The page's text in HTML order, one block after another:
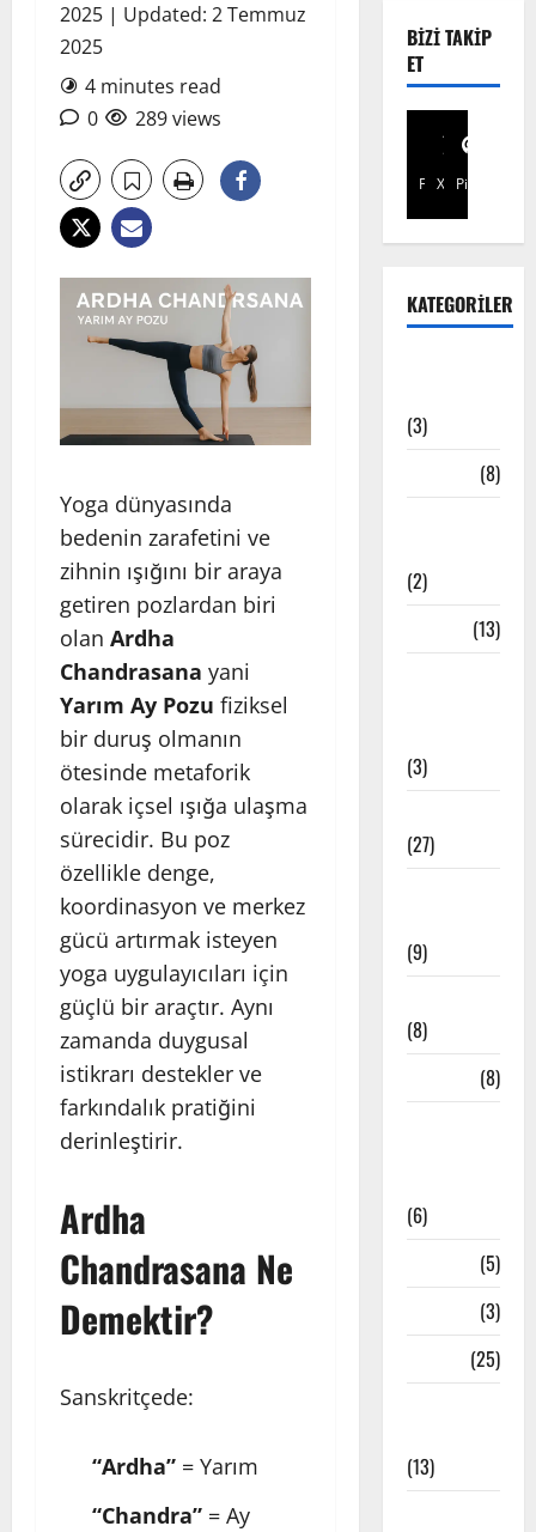
2025 | Updated: 2 Temmuz
2025
4 minutes read
0
289 views
Yoga dünyasında
bedenin zarafetini ve
zihnin ışığını bir araya
getiren pozlardan biri
olan Ardha
Chandrasana yani
Yarım Ay Pozu fiziksel
bir duruş olmanın
ötesinde metaforik
olarak içsel ışığa ulaşma
sürecidir. Bu poz
özellikle denge,
koordinasyon ve merkez
gücü artırmak isteyen
yoga uygulayıcıları için
güçlü bir araçtır. Aynı
zamanda duygusal
istikrarı destekler ve
farkındalık pratiğini
derinleştirir.
Ardha
Chandrasana Ne
Demektir?
Sanskritçede:
“Ardha” = Yarım
“Chandra” = Ay
BIZI TAKIP
ET
Facebook
X Pinterest
KATEGORILER
(3)
(8)
(2)
(13)
(3)
(27)
(9)
(8)
(8)
(6)
(5)
(3)
(25)
(13)